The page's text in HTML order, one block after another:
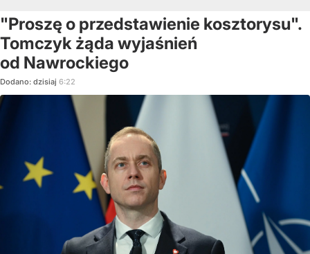
"Proszę o przedstawienie kosztorysu".
Tomczyk żąda wyjaśnień
od Nawrockiego
Dodano: dzisiaj 6:22